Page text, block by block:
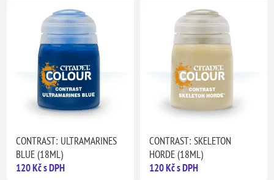
CONTRAST: ULTRAMARINES
BLUE (18ML)
120 Kč s DPH
CONTRAST: SKELETON
HORDE (18ML)
120 Kč s DPH